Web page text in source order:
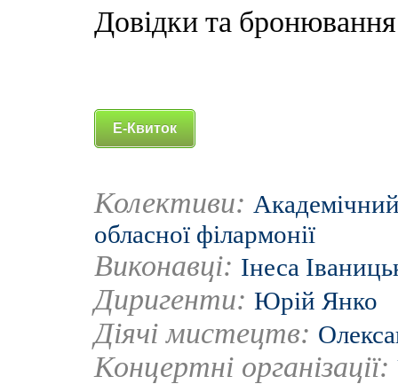
Довідки та
Е-Квиток
Колективи:
обласної філармонії
Виконавці: Інеса
Диригенти: Юрій Янко
Діячі мистецтв:
Концертні організації: